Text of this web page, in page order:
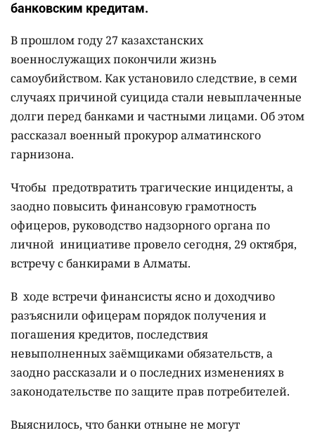
банковским кредитам.
В прошлом году 27 казахстанских
военнослужащих покончили жизнь
самоубийством. Как установило следствие, в семи
случаях причиной суицида стали невыплаченные
долги перед банками и частными лицами. Об этом
рассказал военный прокурор алматинского
гарнизона.
Чтобы предотвратить трагические инциденты, а
заодно повысить финансовую грамотность
офицеров, руководство надзорного органа по
личной инициативе провело сегодня, 29 октября,
встречу с банкирами в Алматы.
В ходе встречи финансисты ясно и доходчиво
разъяснили офицерам порядок получения и
погашения кредитов, последствия
невыполненных заёмщиками обязательств, а
заодно рассказали и о последних изменениях в
законодательстве по защите прав потребителей.
Выяснилось, что банки отныне не могут